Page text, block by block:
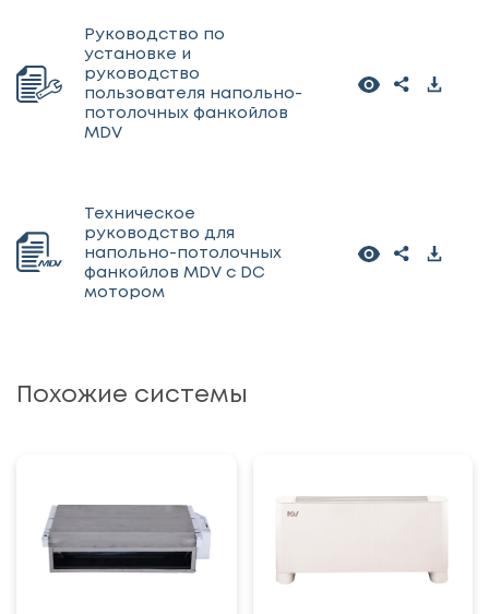
Руководство по
установке и
руководство
пользователя напольно-
потолочных фанкойлов
MDV
Техническое
руководство для
напольно-потолочных
фанкойлов MDV с DC
мотором
Похожие системы